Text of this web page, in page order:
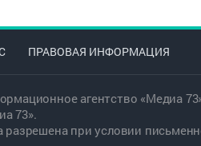
ПРАВОВАЯ ИНФОРМАЦИЯ
агентство «Медиа
73».
при условии